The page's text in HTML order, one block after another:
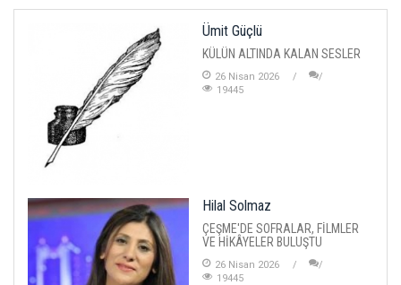
Ümit Güçlü
KÜLÜN ALTINDA KALAN SESLER
26 Nisan 2026
19445
Hilal Solmaz
ÇEŞME'DE SOFRALAR, FİLMLER
VE HİKÂYELER BULUŞTU
26 Nisan 2026
19445